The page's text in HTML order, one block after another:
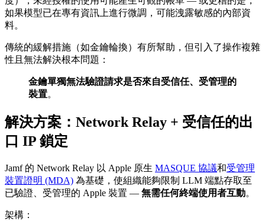
如果模型已在專有資訊上進行微調，可能洩露敏感的內部資
料。
傳統的緩解措施（如金鑰輪換）有所幫助，但引入了操作複雜
性且無法解決根本問題：
金鑰單獨無法驗證請求是否來自受信任、受管理的
裝置。
解決方案：Network Relay + 受信任的出
口 IP 鎖定
Jamf 的 Network Relay 以 Apple 原生 MASQUE 協議和受管理
裝置證明 (MDA) 為基礎，使組織能夠限制 LLM 端點存取至
已驗證、受管理的 Apple 裝置 — 無需任何終端使用者互動。
架構：